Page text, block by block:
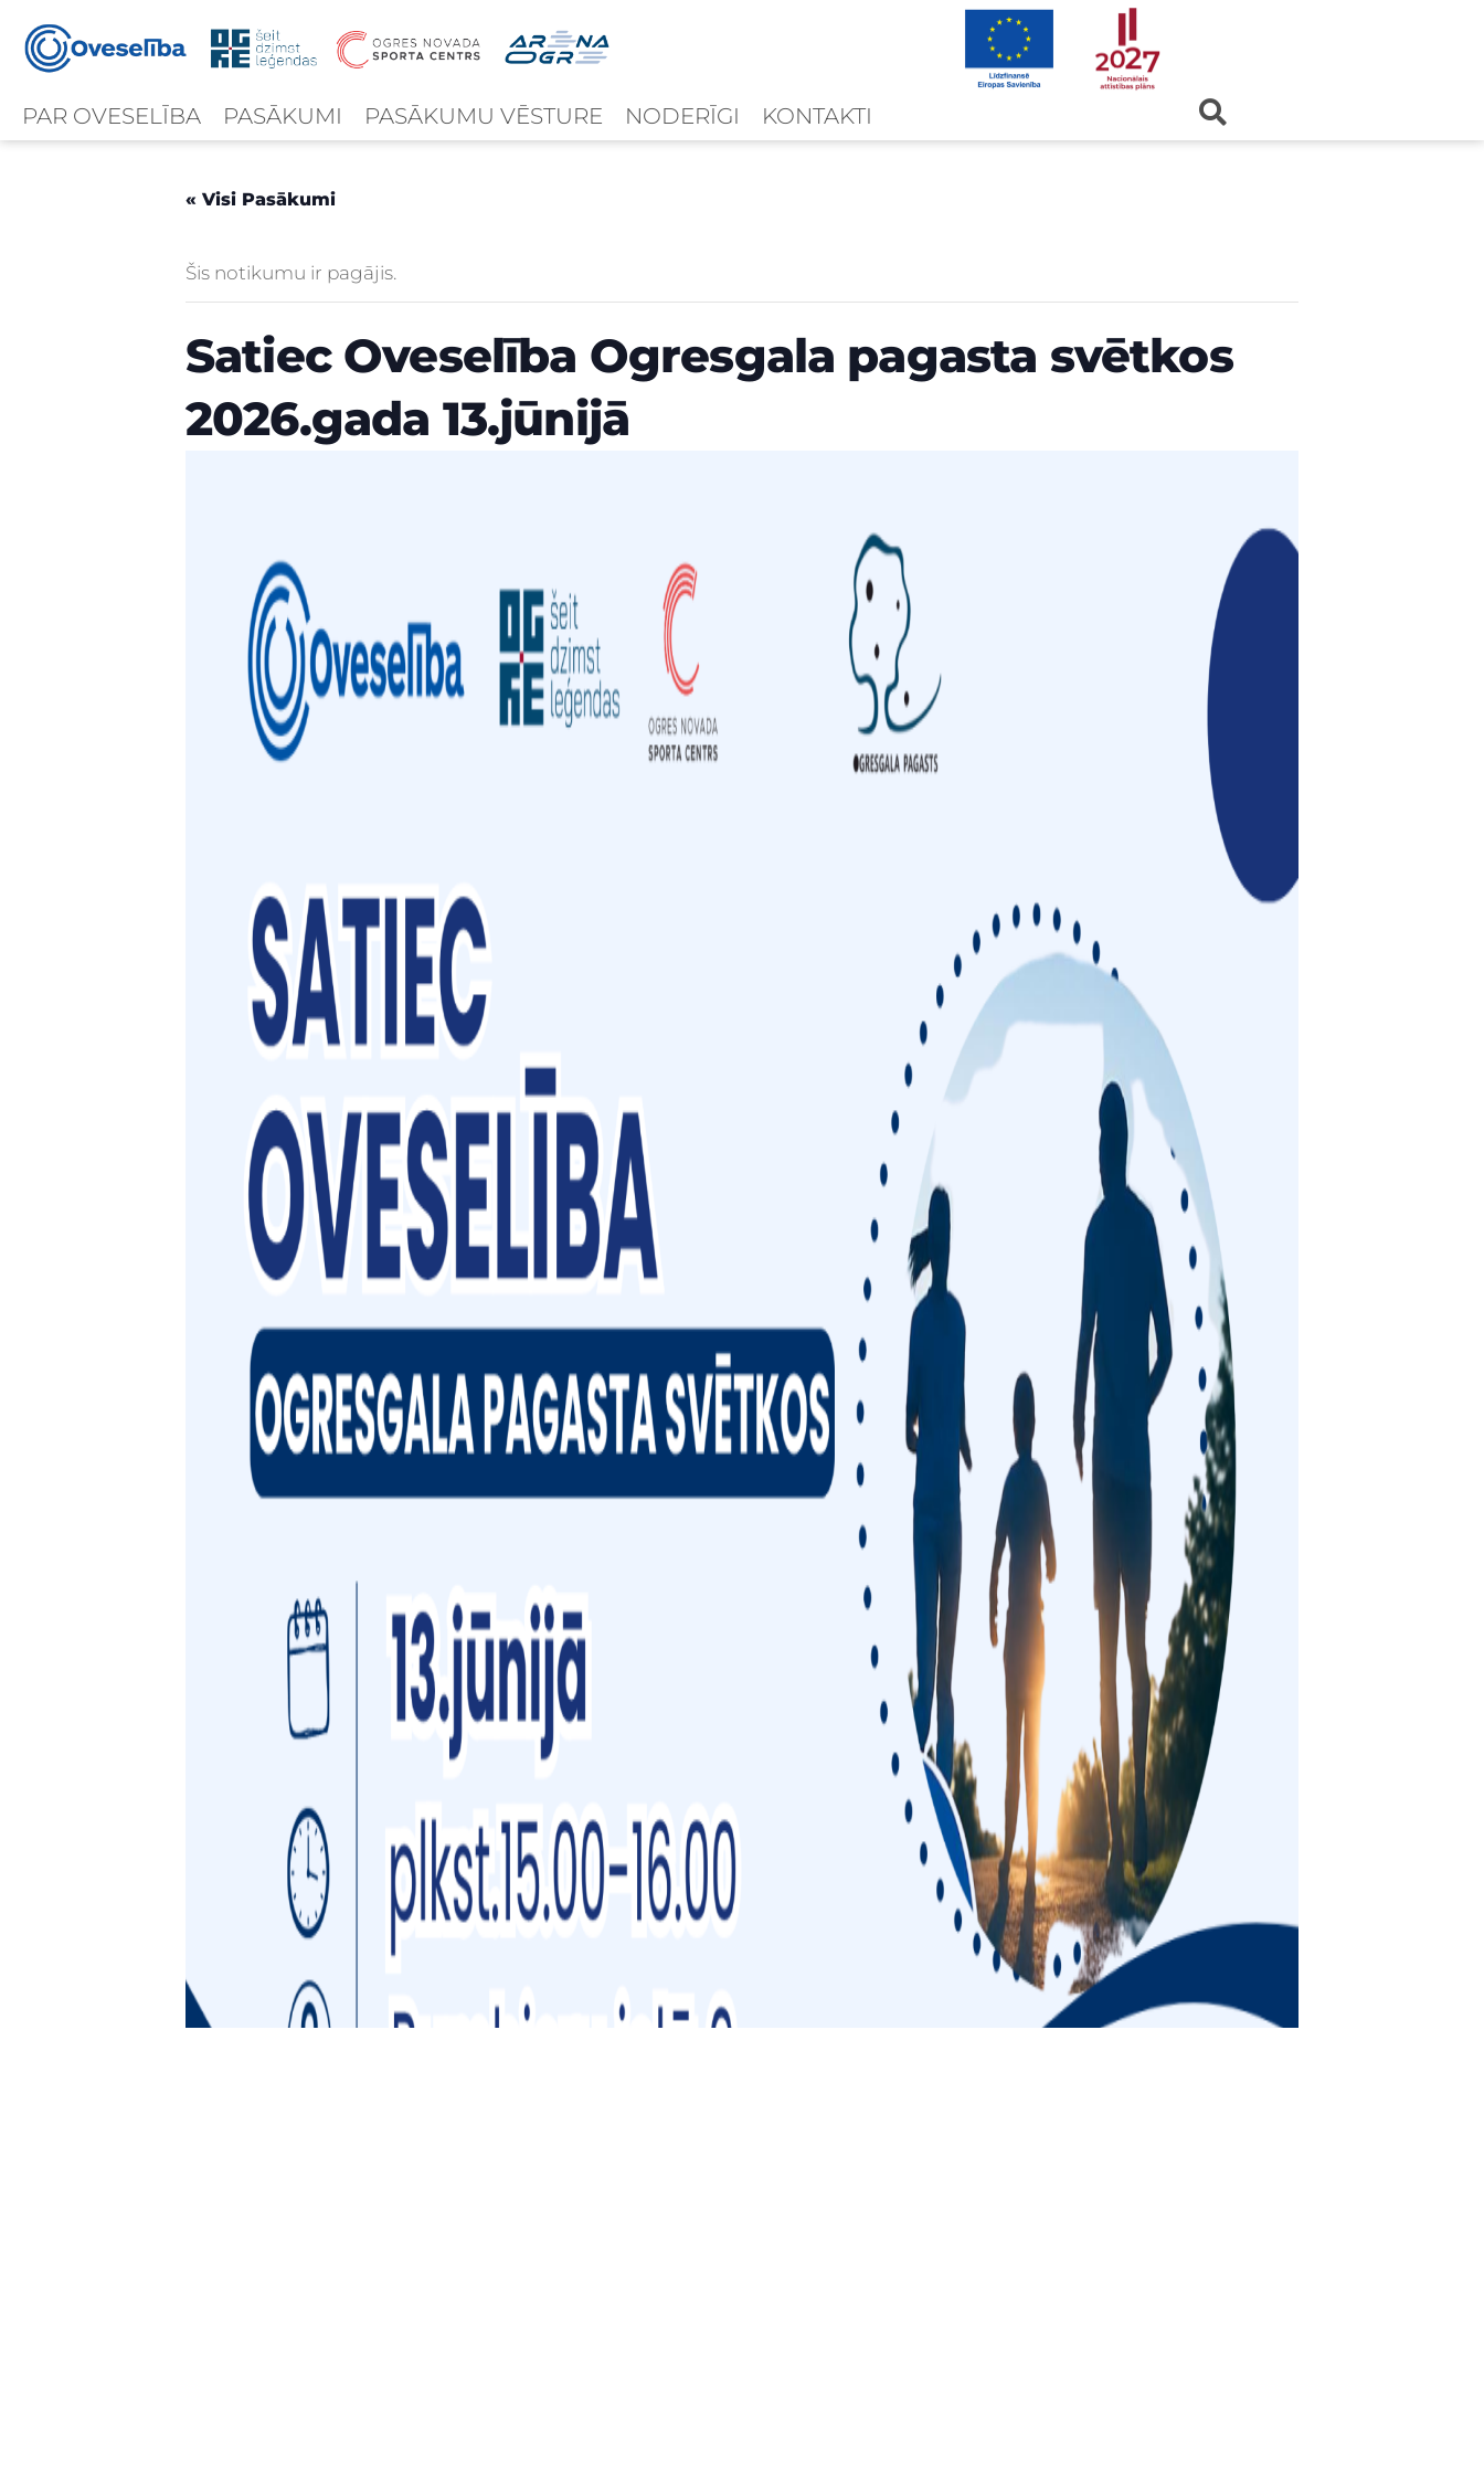
PAR OVESELĪBA PASĀKUMI PASĀKUMU VĒSTURE NODERĪGI KONTAKTI
« Visi Pasākumi
Šis notikumu ir pagājis.
Satiec Oveselība Ogresgala pagasta svētkos
2026.gada 13.jūnijā